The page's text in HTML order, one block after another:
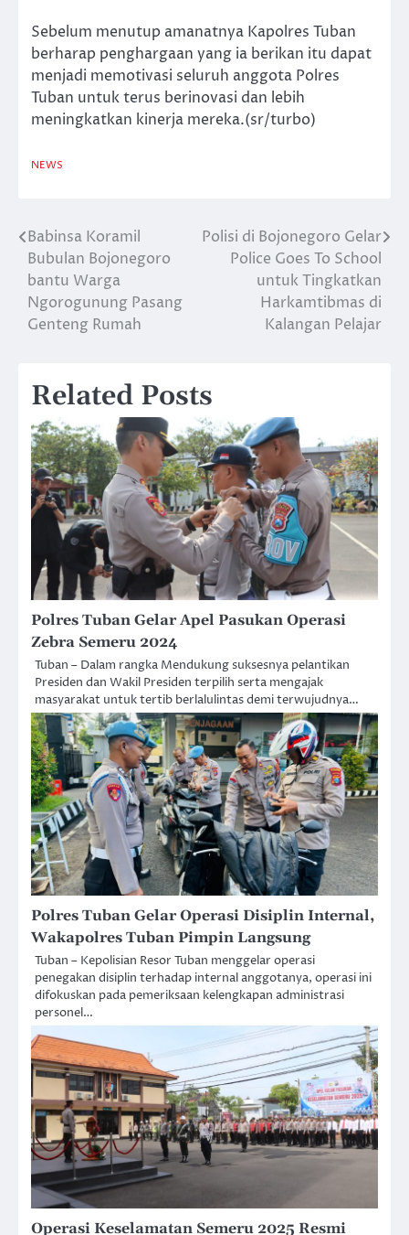
Sebelum menutup amanatnya Kapolres Tuban
berharap penghargaan yang ia berikan itu dapat
menjadi memotivasi seluruh anggota Polres
Tuban untuk terus berinovasi dan lebih
meningkatkan kinerja mereka.(sr/turbo)
NEWS
Navigasi
pos
Babinsa Koramil
Bubulan Bojonegoro
bantu Warga
Ngorogunung Pasang
Genteng Rumah
Polisi di Bojonegoro Gelar
Police Goes To School
untuk Tingkatkan
Harkamtibmas di
Kalangan Pelajar
Related Posts
Polres Tuban Gelar Apel Pasukan Operasi
Zebra Semeru 2024
Tuban – Dalam rangka Mendukung suksesnya pelantikan
Presiden dan Wakil Presiden terpilih serta mengajak
masyarakat untuk tertib berlalulintas demi terwujudnya…
Polres Tuban Gelar Operasi Disiplin Internal,
Wakapolres Tuban Pimpin Langsung
Tuban – Kepolisian Resor Tuban menggelar operasi
penegakan disiplin terhadap internal anggotanya, operasi ini
difokuskan pada pemeriksaan kelengkapan administrasi
personel…
Operasi Keselamatan Semeru 2025 Resmi